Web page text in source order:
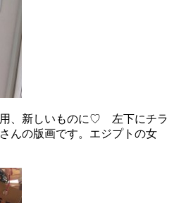
用、新しいものに♡ 左下にチラ
んの版画です。エジプトの女